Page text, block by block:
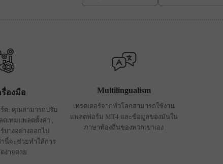
รื่องมือ
ต: คุณสามารถปรับ
ดเทมแพลตตั้งค่า ,
บางอย่างออกไป
นี้จะช่วยทำให้การ
ง่ายดาย
Multilingualism
เทรดเดอร์จากทั่วโลกสามารถใช้งาน
แพลตฟอร์ม MT4 และข้อมูลของมันใน
ภาษาท้องถิ่นของพวกเขาเอง